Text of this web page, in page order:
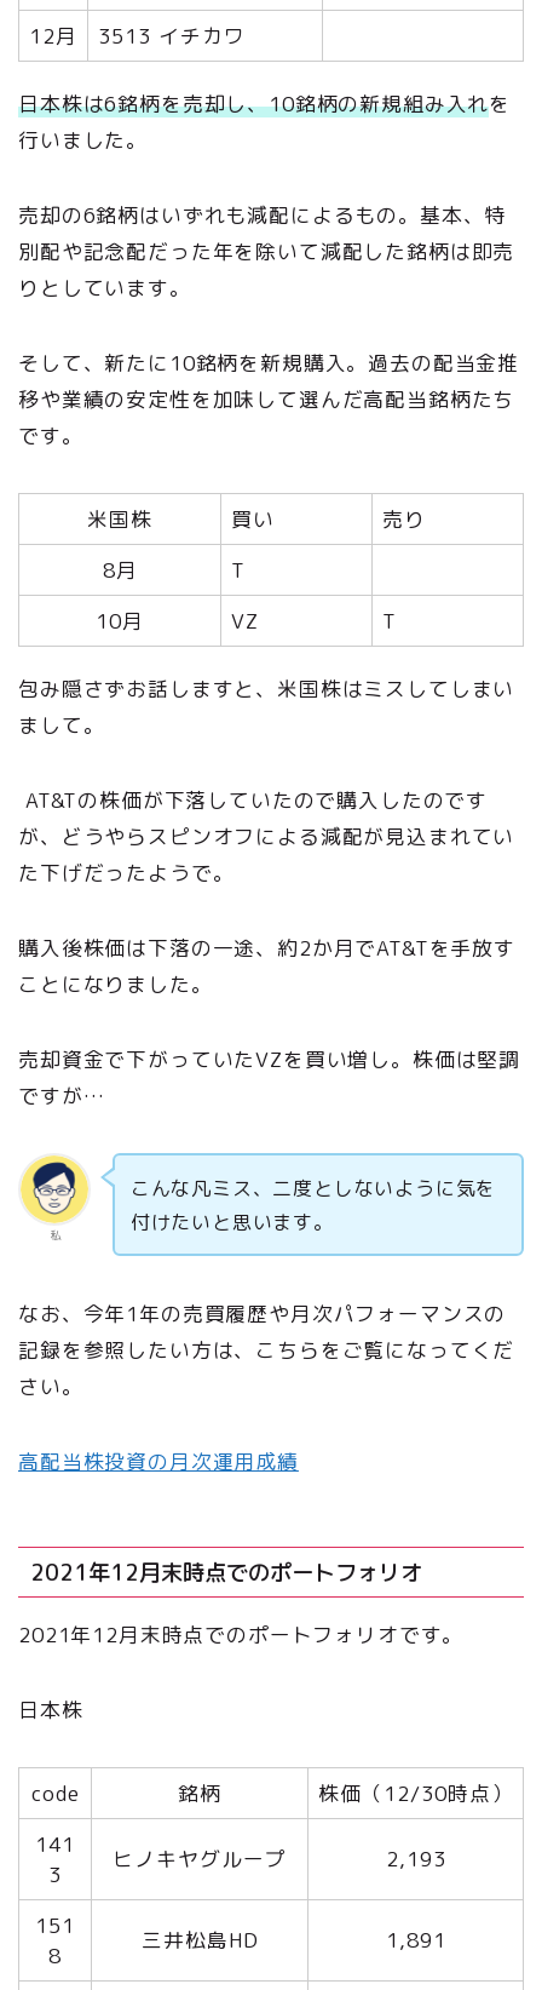
12月
3513 イチカワ
日本株は6銘柄を売却し、10銘柄の新規組み入れを
行いました。
売却の6銘柄はいずれも減配によるもの。基本、特
別配や記念配だった年を除いて減配した銘柄は即売
りとしています。
そして、新たに10銘柄を新規購入。過去の配当金推
移や業績の安定性を加味して選んだ高配当銘柄たち
です。
米国株 買い
売り
8月
T
10月
VZ T
包み隠さずお話しますと、米国株はミスしてしまい
まして。
AT&Tの株価が下落していたので購入したのです
が、どうやらスピンオフによる減配が見込まれてい
た下げだったようで。
購入後株価は下落の一途、約2か月でAT&Tを手放す
ことになりました。
売却資金で下がっていたVZを買い増し。株価は堅調
ですが…
私
こんな凡ミス、二度としないように気を
付けたいと思います。
なお、今年1年の売買履歴や月次パフォーマンスの
記録を参照したい方は、こちらをご覧になってくだ
さい。
高配当株投資の月次運用成績
2021年12月末時点でのポートフォリオ
2021年12月末時点でのポートフォリオです。
日本株
code 銘柄
株価（12/30時点）
141
3
ヒノキヤグループ 2,193
151
8
三井松島HD 1,891